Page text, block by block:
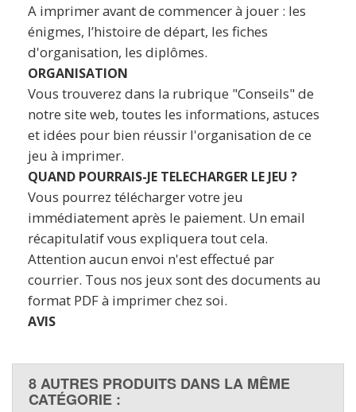
A imprimer avant de commencer à jouer : les
énigmes, l’histoire de départ, les fiches
d'organisation, les diplômes.
ORGANISATION
Vous trouverez dans la rubrique "Conseils" de
notre site web, toutes les informations, astuces
et idées pour bien réussir l'organisation de ce
jeu à imprimer.
QUAND POURRAIS-JE TELECHARGER LE JEU ?
Vous pourrez télécharger votre jeu
immédiatement après le paiement. Un email
récapitulatif vous expliquera tout cela.
Attention aucun envoi n'est effectué par
courrier. Tous nos jeux sont des documents au
format PDF à imprimer chez soi.
AVIS
8 AUTRES PRODUITS DANS LA MÊME
CATÉGORIE :